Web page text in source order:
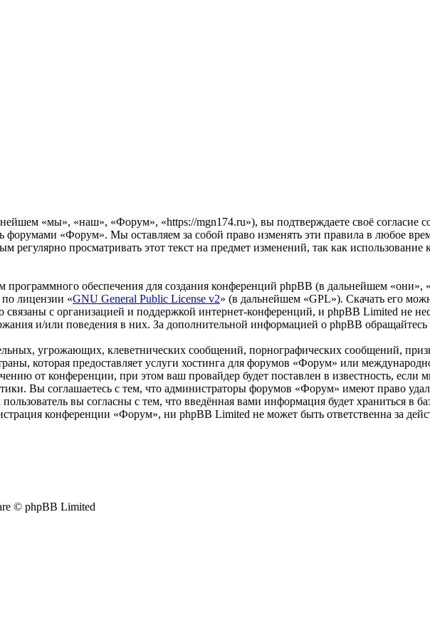
«мы», «наш», «Форум», «https://mgn174.ru»), вы подтверждаете своё
форумами «Форум». Мы оставляем за собой право изменять эти правила в любое
регулярно просматривать этот текст на предмет изменений, так как
обеспечения для создания конференций phpBB (в дальнейшем
лицензии «GNU General Public License v2» (в дальнейшем «GPL»). Скачать его
связаны с организацией и поддержкой интернет-конференций, и phpBB Limited не
и/или поведения в них. За дополнительной информацией о phpBB обращайтесь
угрожающих, клеветнических сообщений, порнографических сообщений,
которая предоставляет услуги хостинга для форумов «Форум» или
от конференции, при этом ваш провайдер будет поставлен в известность,
Вы соглашаетесь с тем, что администраторы форумов «Форум» имеют право
вы согласны с тем, что введённая вами информация будет храниться в
конференции «Форум», ни phpBB Limited не может быть ответственна за
© phpBB Limited